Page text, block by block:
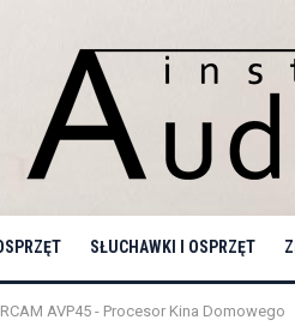
SŁUCHAWKI I OSPRZĘT
AVP45 - Procesor Kina Domowego